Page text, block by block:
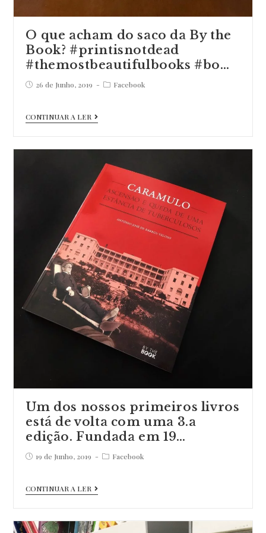
O que acham do saco da By the
Book? #printisnotdead
#themostbeautifulbooks #bo…
Post26 de Junho, 2019
PostFacebook
CONTINUAR A LER
O
acham
do
saco
da
Book?
#printisnotdead
#themostbeautifulbooks
#bo…
Um dos nossos primeiros livros
está de volta com uma 3.a
edição. Fundada em 19…
Post19 de Junho, 2019
PostFacebook
CONTINUAR A LER
Um
nossos